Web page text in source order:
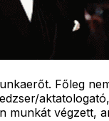
Főleg
munkát végzett,